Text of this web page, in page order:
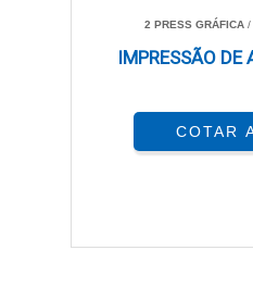
2 PRESS GRÁFICA/
IMPRESSÃO DE
COTAR